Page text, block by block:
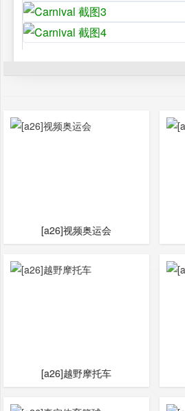
[a26]视频奥运会
[a26]越野摩托车